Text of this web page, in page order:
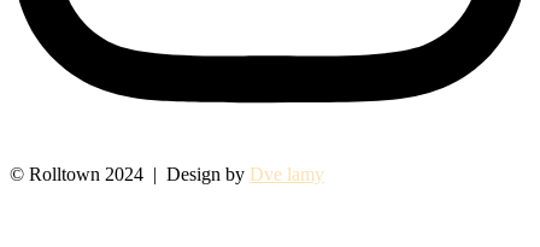
© Rolltown 2024 | Design by Dve lamy